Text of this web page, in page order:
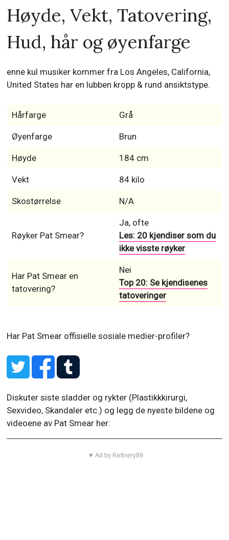
Høyde, Vekt, Tatovering,
Hud, hår og øyenfarge
enne kul musiker kommer fra Los Angeles, California,
United States har en lubben kropp & rund ansiktstype.
Hårfarge Grå
Øyenfarge Brun
Høyde 184 cm
Vekt 84 kilo
Skostørrelse N/A
Røyker Pat Smear?
Ja, ofte
Les: 20 kjendiser som du
ikke visste røyker
Har Pat Smear en
tatovering?
Nei
Top 20: Se kjendisenes
tatoveringer
Har Pat Smear offisielle sosiale medier-profiler?
Diskuter siste sladder og rykter (Plastikkkirurgi,
Sexvideo, Skandaler etc.) og legg de nyeste bildene og
videoene av Pat Smear her:
▼ Ad by Refinery89